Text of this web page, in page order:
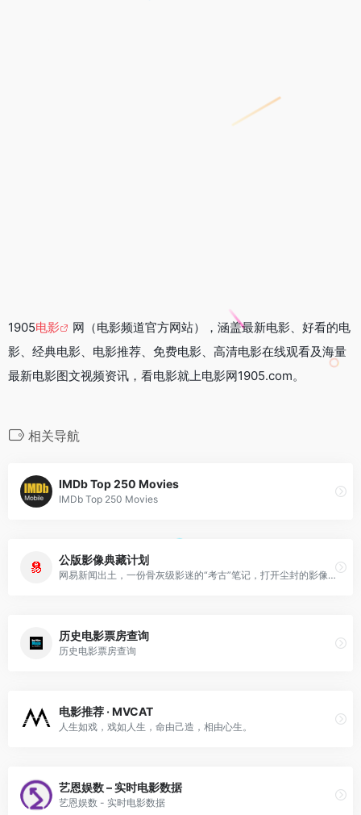
1905电影
网（电影频道官方网站），涵盖最新电影、好看的电
影、经典电影、电影推荐、免费电影、高清电影在线观看及海量
最新电影图文视频资讯，看电影就上电影网1905.com。
相关导航
IMDb Top 250 Movies
IMDb Top 250 Movies
公版影像典藏计划
网易新闻出土，一份骨灰级影迷的“考古”笔记，打开尘封的影像，带你走进公版电影世界。
历史电影票房查询
历史电影票房查询
电影推荐 · MVCAT
人生如戏，戏如人生，命由己造，相由心生。
艺恩娱数 – 实时电影数据
艺恩娱数 - 实时电影数据